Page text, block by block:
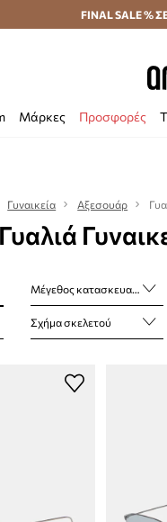
Αποστολή σε 24 ώρες
FINAL SALE %
Μάρκες Προσφορές
Γυναικεία Αξεσουάρ
Μέγεθος κατασκευαστή
Σχήμα σκελετού